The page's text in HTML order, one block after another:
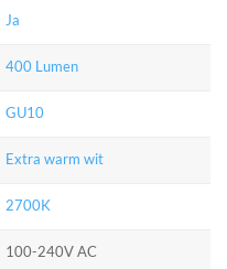
Ja
400 Lumen
GU10
Extra warm wit
2700K
100-240V AC